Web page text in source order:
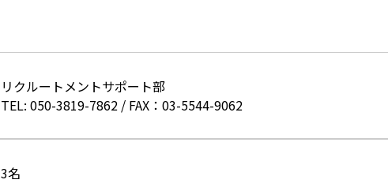
リクルートメントサポート部
TEL: 050-3819-7862 / FAX：03-5544-9062
3名